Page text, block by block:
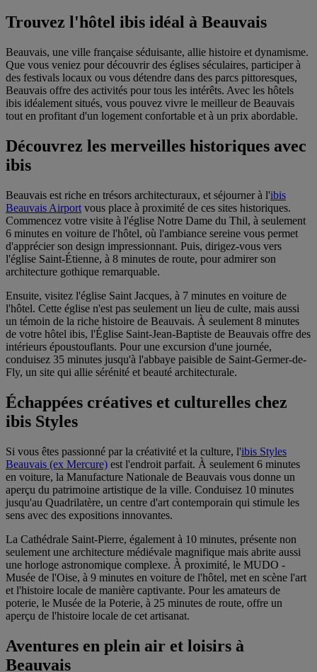
Trouvez l'hôtel ibis idéal à Beauvais
Beauvais, une ville française séduisante, allie histoire et dynamisme.
Que vous veniez pour découvrir des églises séculaires, participer à
des festivals locaux ou vous détendre dans des parcs pittoresques,
Beauvais offre des activités pour tous les intérêts. Avec les hôtels
ibis idéalement situés, vous pouvez vivre le meilleur de Beauvais
tout en profitant d'un logement confortable et à un prix abordable.
Découvrez les merveilles historiques avec
ibis
Beauvais est riche en trésors architecturaux, et séjourner à l'ibis
Beauvais Airport vous place à proximité de ces sites historiques.
Commencez votre visite à l'église Notre Dame du Thil, à seulement
6 minutes en voiture de l'hôtel, où l'ambiance sereine vous permet
d'apprécier son design impressionnant. Puis, dirigez-vous vers
l'église Saint-Étienne, à 8 minutes de route, pour admirer son
architecture gothique remarquable.
Ensuite, visitez l'église Saint Jacques, à 7 minutes en voiture de
l'hôtel. Cette église n'est pas seulement un lieu de culte, mais aussi
un témoin de la riche histoire de Beauvais. À seulement 8 minutes
de votre hôtel ibis, l'Église Saint-Jean-Baptiste de Beauvais offre des
intérieurs époustouflants. Pour une excursion d'une journée,
conduisez 35 minutes jusqu'à l'abbaye paisible de Saint-Germer-de-
Fly, un site qui allie sérénité et beauté architecturale.
Échappées créatives et culturelles chez
ibis Styles
Si vous êtes passionné par la créativité et la culture, l'ibis Styles
Beauvais (ex Mercure) est l'endroit parfait. À seulement 6 minutes
en voiture, la Manufacture Nationale de Beauvais vous donne un
aperçu du patrimoine artistique de la ville. Conduisez 10 minutes
jusqu'au Quadrilatère, un centre d'art contemporain qui stimule les
sens avec des expositions innovantes.
La Cathédrale Saint-Pierre, également à 10 minutes, présente non
seulement une architecture médiévale magnifique mais abrite aussi
une horloge astronomique complexe. À proximité, le MUDO -
Musée de l'Oise, à 9 minutes en voiture de l'hôtel, met en scène l'art
et l'histoire locale de manière captivante. Pour les amateurs de
poterie, le Musée de la Poterie, à 25 minutes de route, offre un
aperçu de l'histoire locale de cet artisanat.
Aventures en plein air et loisirs à
Beauvais